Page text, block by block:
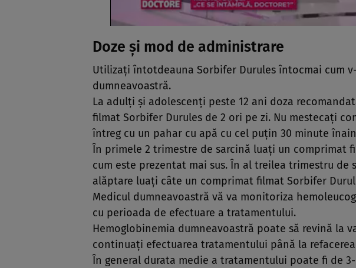
Doze şi mod de administrare
Utilizaţi întotdeauna Sorbifer Durules întocmai cum
dumneavoastră.
La adulţi şi adolescenţi peste 12 ani doza
filmat Sorbifer Durules de 2 ori pe zi. Nu mestecaţi
întreg cu un pahar cu apă cu cel puţin 30 minute
În primele 2 trimestre de sarcină luaţi un comprimat
cum este prezentat mai sus. În al treilea trimestru de
alăptare luaţi câte un comprimat filmat Sorbifer
Medicul dumneavoastră vă va monitoriza
cu perioada de efectuare a tratamentului.
Hemoglobinemia dumneavoastră poate să revină la
continuaţi efectuarea tratamentului până la
În general durata medie a tratamentului poate fi de